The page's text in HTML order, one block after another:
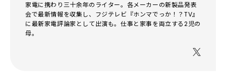
家電に携わり三十余年のライター。各メーカーの新製品発表
会で最新情報を収集し、フジテレビ『ホンマでっか！？TV』
に最新家電評論家として出演も。仕事と家事を両立する2児の
母。